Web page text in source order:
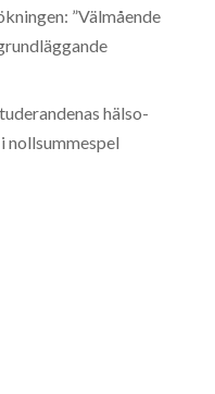
”Välmående
hälso-
nollsummespel